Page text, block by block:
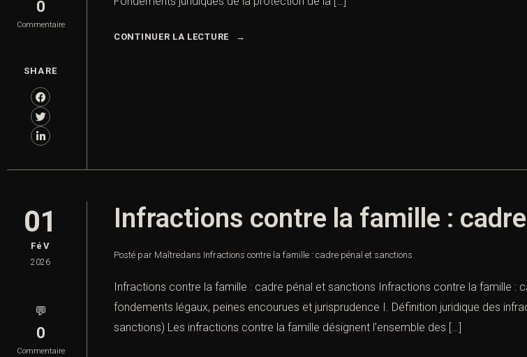
0
Commentaire
SHARE
CONTINUER LA LECTURE
01
FéV
2026
💬
0
Commentaire
Infractions contre la famille :
Posté par Maîtredans Infractions contre la famille : cadre pénal et sanctions
Infractions contre la famille : cadre pénal et sanctions Infractions contre la famille
fondements légaux, peines encourues et jurisprudence I. Définition juridique des
sanctions) Les infractions contre la famille désignent l’ensemble des […]